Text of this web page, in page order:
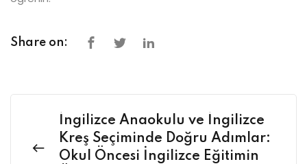
Share on:
İngilizce Anaokulu ve İngilizce
Kreş Seçiminde Doğru Adımlar:
Okul Öncesi İngilizce Eğitimin